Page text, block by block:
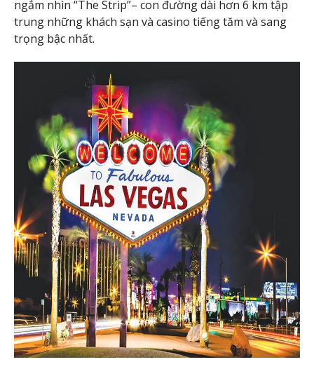
ngắm nhìn “The Strip”– con đường dài hơn 6 km tập
trung những khách sạn và casino tiếng tăm và sang
trọng bậc nhất.